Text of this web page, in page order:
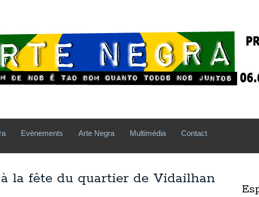
Evènements Arte Negra Multimédia Contact
à la fête du quartier de Vidailhan